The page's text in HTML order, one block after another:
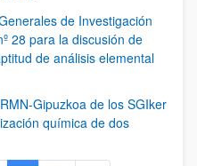
de Investigación
28 para la discusión de
de análisis elemental
Gipuzkoa de los SGIker
química de dos